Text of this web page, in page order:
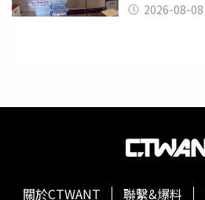
2026-08-08
關於CTWANT 聯繫&爆料